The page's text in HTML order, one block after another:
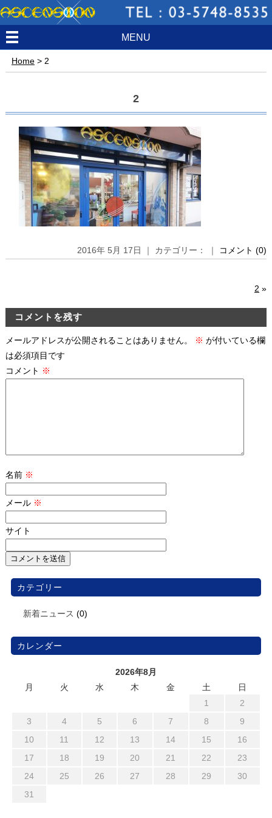
MENU
Home> 2
2
2016年 5月 17日 ｜ カテゴリー： ｜ コメント (0)
2 »
コメントを残す
メールアドレスが公開されることはありません。 ※ が付いている欄
は必須項目です
コメント ※
名前 ※
メール ※
サイト
カテゴリー
新着ニュース (0)
カレンダー
2026年8月
月
火 水 木 金 土
日
1
2
3
4 5 6 7 8
9
10
11 12 13 14 15
16
17
18 19 20 21 22
23
24
25 26 27 28 29
30
31